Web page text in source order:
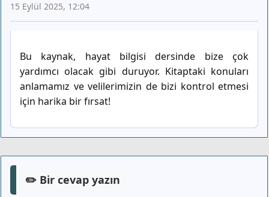
15 Eylül 2025, 12:04
Bu kaynak, hayat bilgisi dersinde bize çok
yardımcı olacak gibi duruyor. Kitaptaki konuları
anlamamız ve velilerimizin de bizi kontrol etmesi
için harika bir fırsat!
✏️ Bir cevap yazın